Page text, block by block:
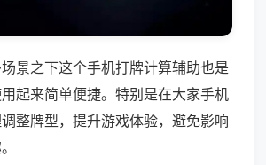
景之下这个手机打牌计算辅助也是
起来简单便捷。特别是在大家手机
整牌型，提升游戏体验，避免影响